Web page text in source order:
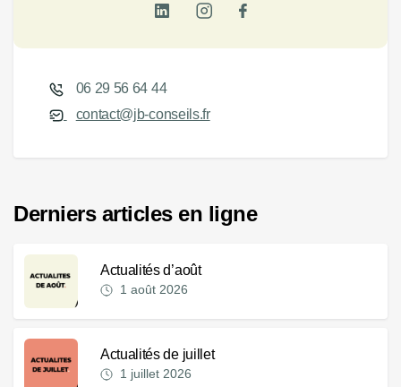
06 29 56 64 44
contact@jb-conseils.fr
Derniers articles en ligne
Actualités d’août
1 août 2026
Actualités de juillet
1 juillet 2026